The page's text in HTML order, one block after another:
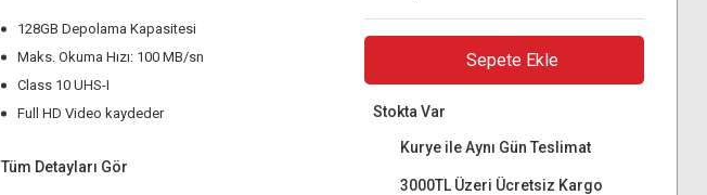
128GB Depolama Kapasitesi
Maks. Okuma Hızı: 100 MB/sn
Class 10 UHS-I
Full HD Video kaydeder
Tüm Detayları Gör
Sepete Ekle
Stokta Var
Kurye ile Aynı Gün Teslimat
3000TL Üzeri Ücretsiz Kargo